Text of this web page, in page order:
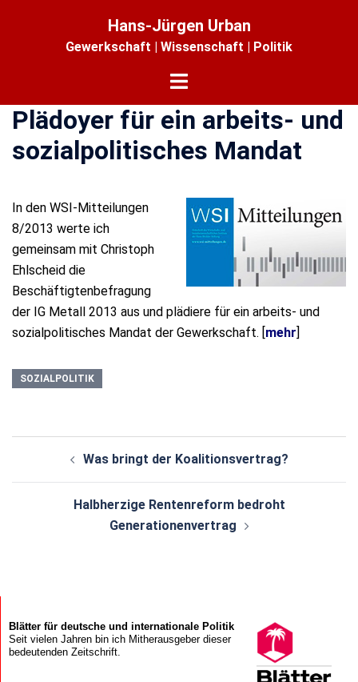
Hans-Jürgen Urban
Gewerkschaft | Wissenschaft | Politik
Menü
Plädoyer für ein arbeits- und
sozialpolitisches Mandat
In den WSI-Mitteilungen
8/2013 werte ich
gemeinsam mit Christoph
Ehlscheid die
Beschäftigtenbefragung
der IG Metall 2013 aus und plädiere für ein arbeits- und
sozialpolitisches Mandat der Gewerkschaft. [mehr]
SOZIALPOLITIK
Beitragsnavigation
Was bringt der Koalitionsvertrag?
Halbherzige Rentenreform bedroht
Generationenvertrag
Blätter für deutsche und internationale Politik
Seit vielen Jahren bin ich Mitherausgeber dieser
bedeutenden Zeitschrift.